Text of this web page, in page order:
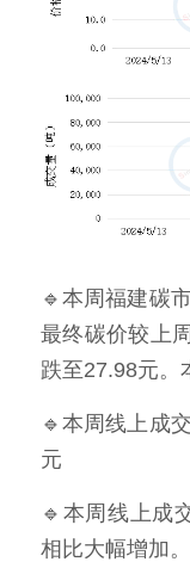
🔹本周福建碳
最终碳价较上
跌至27.98元。
🔹本周线上成
元
🔹本周线上成
相比大幅增加。